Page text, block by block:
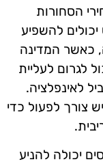
הסחורות
יכולים להשפיע
כאשר המדינה
לגרום לעליית
לאינפלציה.
צורך לפעול כדי
יכולה להניע